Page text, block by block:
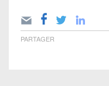
PARTAGER